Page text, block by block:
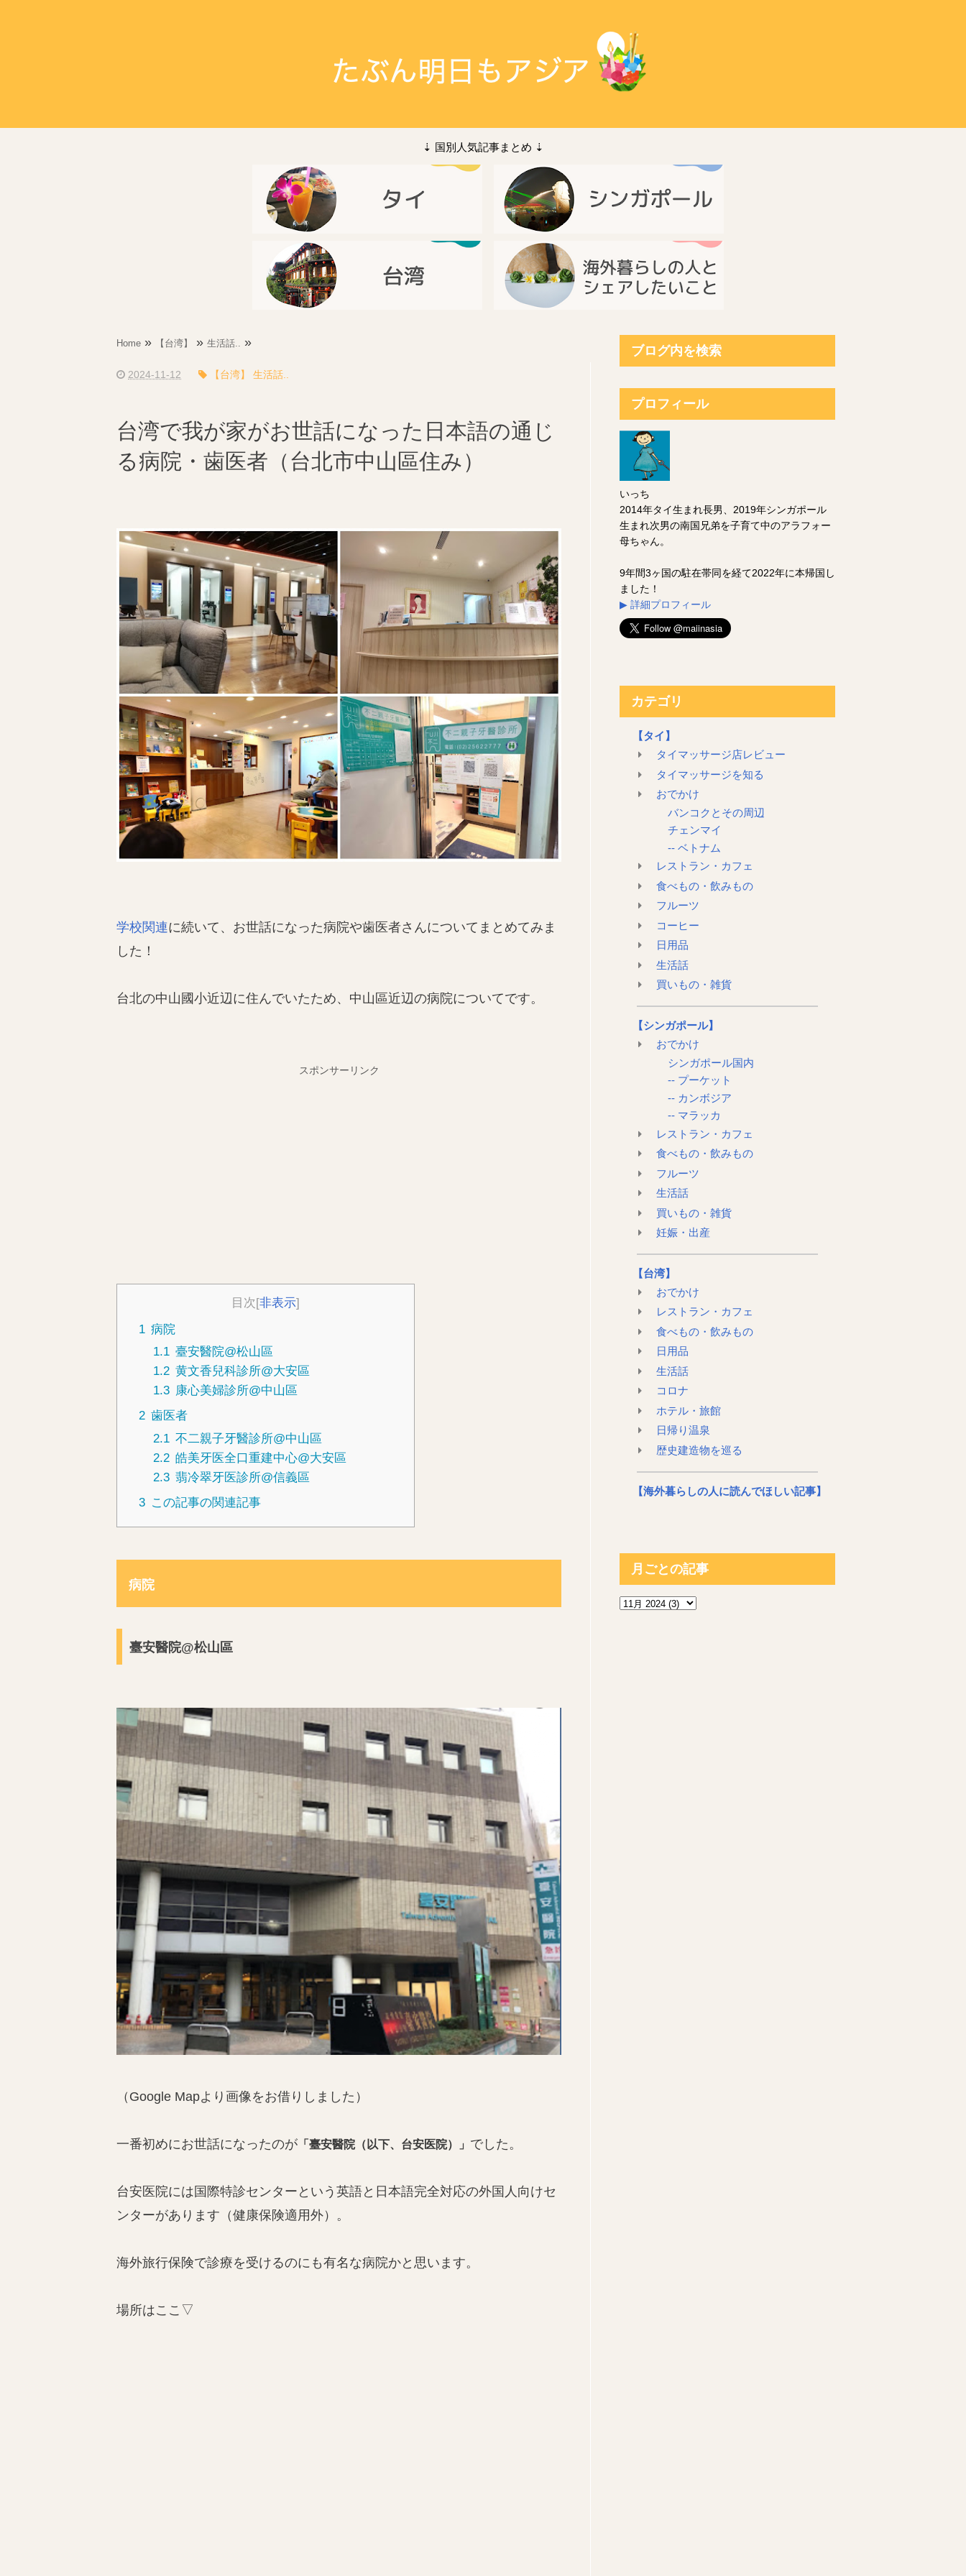
⇣ 国別人気記事まとめ ⇣
Home » 【台湾】 » 生活話.. »
2024-11-12 【台湾】 生活話..
台湾で我が家がお世話になった日本語の通じ
る病院・歯医者（台北市中山區住み）
学校関連に続いて、お世話になった病院や歯医者さんについてまとめてみま
した！
台北の中山國小近辺に住んでいたため、中山區近辺の病院についてです。
スポンサーリンク
目次 [非表示]
1 病院
1.1 臺安醫院@松山區
1.2 黄文香兒科診所@大安區
1.3 康心美婦診所@中山區
2 歯医者
2.1 不二親子牙醫診所@中山區
2.2 皓美牙医全口重建中心@大安區
2.3 翡冷翠牙医診所@信義區
3 この記事の関連記事
病院
臺安醫院@松山區
（Google Mapより画像をお借りしました）
一番初めにお世話になったのが 「臺安醫院（以下、台安医院）」 でした。
台安医院には国際特診センターという英語と日本語完全対応の外国人向けセ
ンターがあります（健康保険適用外）。
海外旅行保険で診療を受けるのにも有名な病院かと思います。
場所はここ▽
ブログ内を検索
プロフィール
いっち
2014年タイ生まれ長男、2019年シンガポール
生まれ次男の南国兄弟を子育て中のアラフォー
母ちゃん。
9年間3ヶ国の駐在帯同を経て2022年に本帰国し
ました！
▶︎ 詳細プロフィール
カテゴリ
【タイ】
タイマッサージ店レビュー
タイマッサージを知る
おでかけ
バンコクとその周辺
チェンマイ
-- ベトナム
レストラン・カフェ
食べもの・飲みもの
フルーツ
コーヒー
日用品
生活話
買いもの・雑貨
【シンガポール】
おでかけ
シンガポール国内
-- プーケット
-- カンボジア
-- マラッカ
レストラン・カフェ
食べもの・飲みもの
フルーツ
生活話
買いもの・雑貨
妊娠・出産
【台湾】
おでかけ
レストラン・カフェ
食べもの・飲みもの
日用品
生活話
コロナ
ホテル・旅館
日帰り温泉
歴史建造物を巡る
【海外暮らしの人に読んでほしい記事】
月ごとの記事